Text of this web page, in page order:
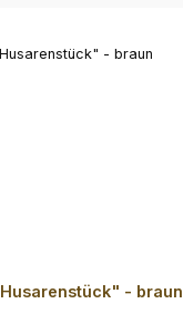
- braun